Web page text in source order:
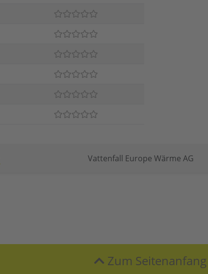
Vattenfall Europe Wärme AG
Zum Seitenanfang